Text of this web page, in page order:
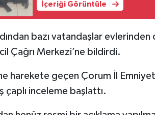
İçeriği Görüntüle
bazı vatandaşlar evlerinden
Çağrı Merkezi’ne bildirdi.
harekete geçen Çorum İl
çaplı inceleme başlattı.